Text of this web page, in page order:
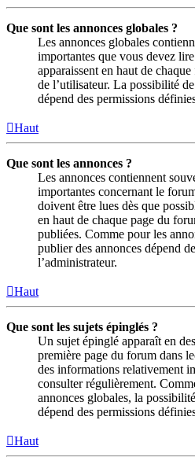
Que sont les annonces globales ?
Les annonces globales
importantes que vous devez
apparaissent en haut de
de l’utilisateur. La possibilité
dépend des permissions
Haut
Que sont les annonces ?
Les annonces contiennent
importantes concernant le
doivent être lues dès que
en haut de chaque page du
publiées. Comme pour les
publier des annonces dépend
l’administrateur.
Haut
Que sont les sujets épinglés ?
Un sujet épinglé apparaît en
première page du forum dans
des informations relativement
consulter régulièrement.
annonces globales, la
dépend des permissions
Haut